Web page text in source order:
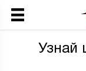
Узнай